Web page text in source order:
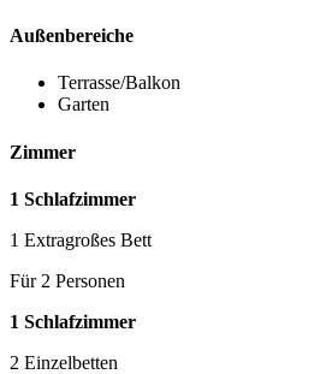
Außenbereiche
Terrasse/Balkon
Garten
Zimmer
1 Schlafzimmer
1 Extragroßes Bett
Für 2 Personen
1 Schlafzimmer
2 Einzelbetten